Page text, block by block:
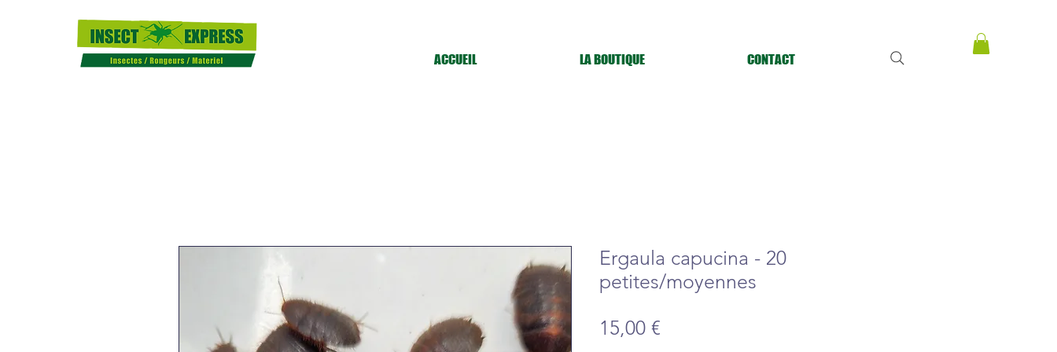
ACCUEIL LA BOUTIQUE CONTACT
Ergaula capucina - 20
petites/moyennes
15,00 €